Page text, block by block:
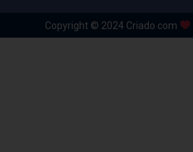
Copyright © 2024 Criado com